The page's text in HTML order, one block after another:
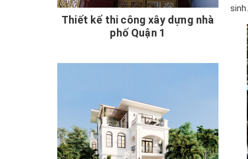
sinh.
Thiết kế thi công xây dựng nhà
phố Quận 1